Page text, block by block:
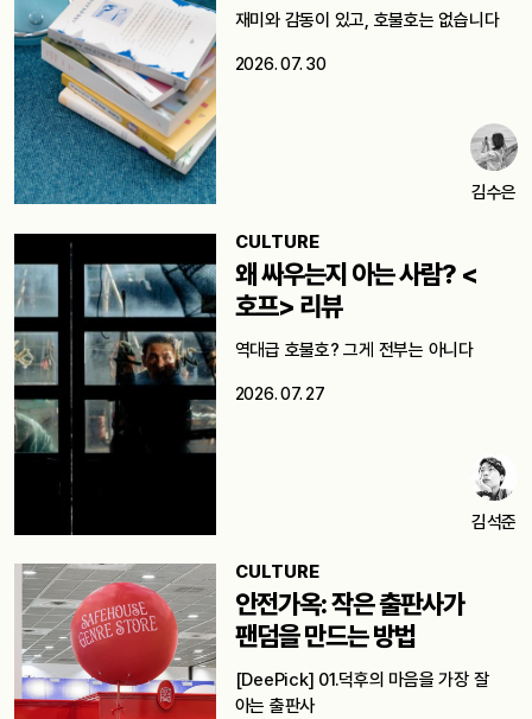
재미와 감동이 있고, 호불호는 없습니다
2026. 07. 30
김수은
CULTURE
왜 싸우는지 아는 사람? <
호프> 리뷰
역대급 호불호? 그게 전부는 아니다
2026. 07. 27
김석준
CULTURE
안전가옥: 작은 출판사가
팬덤을 만드는 방법
[DeePick] 01.덕후의 마음을 가장 잘
아는 출판사